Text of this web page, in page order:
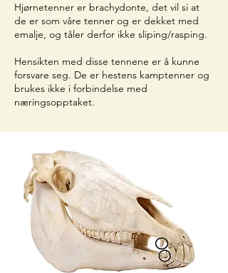
Hjørnetenner er brachydonte, det vil si at
de er som våre tenner og er dekket med
emalje, og tåler derfor ikke sliping/rasping.
Hensikten med disse tennene er å kunne
forsvare seg. De er hestens kamptenner og
brukes ikke i forbindelse med
næringsopptaket.